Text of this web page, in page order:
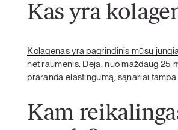
Kas yra
Kolagenas yra pagrindinis mūsų
net raumenis. Deja, nuo maždaug 25
praranda elastingumą, sąnariai
Kam